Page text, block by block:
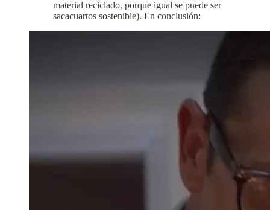
material reciclado, porque igual se puede ser
sacacuartos sostenible). En conclusión: